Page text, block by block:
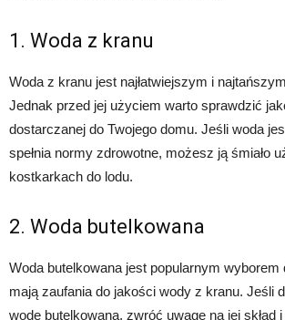
1. Woda z kranu
Woda z kranu jest najłatwiejszym i
Jednak przed jej użyciem warto sprawdzić
dostarczanej do Twojego domu. Jeśli woda
spełnia normy zdrowotne, możesz ją śmiało
kostkarkach do lodu.
2. Woda butelkowana
Woda butelkowana jest popularnym
mają zaufania do jakości wody z kranu. Jeśli
wodę butelkowaną, zwróć uwagę na jej skład